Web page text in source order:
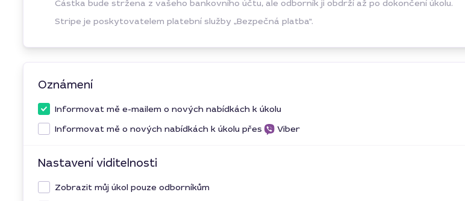
Částka bude stržena z vašeho bankovního účtu, ale odborník ji obdrží až po dokončení úkolu.
Stripe je poskytovatelem platební služby „Bezpečná platba“.
Oznámení
Informovat mě e-mailem o nových nabídkách k úkolu
Informovat mě o nových nabídkách k úkolu přes
Viber
Nastavení viditelnosti
Zobrazit můj úkol pouze odborníkům